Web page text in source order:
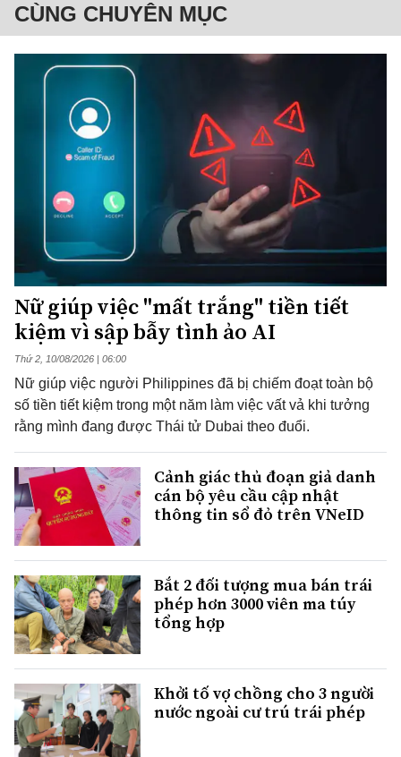
CÙNG CHUYÊN MỤC
Nữ giúp việc "mất trắng" tiền tiết
kiệm vì sập bẫy tình ảo AI
Thứ 2, 10/08/2026 | 06:00
Nữ giúp việc người Philippines đã bị chiếm đoạt toàn bộ
số tiền tiết kiệm trong một năm làm việc vất vả khi tưởng
rằng mình đang được Thái tử Dubai theo đuổi.
Cảnh giác thủ đoạn giả danh
cán bộ yêu cầu cập nhật
thông tin sổ đỏ trên VNeID
Bắt 2 đối tượng mua bán trái
phép hơn 3000 viên ma túy
tổng hợp
Khởi tố vợ chồng cho 3 người
nước ngoài cư trú trái phép